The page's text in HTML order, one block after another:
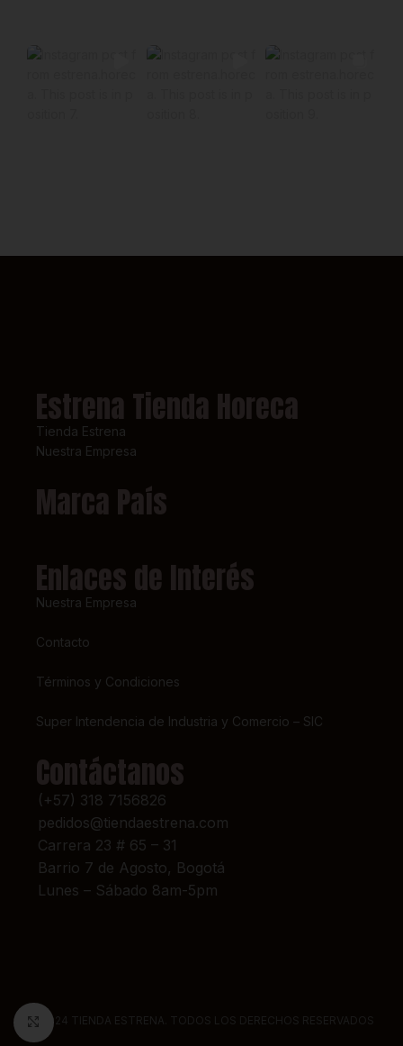
Click to enlarge
Estrena Tienda Horeca
Tienda Estrena
Nuestra Empresa
Marca País
Enlaces de Interés
Nuestra Empresa
Contacto
Términos y Condiciones
Super Intendencia de Industria y Comercio – SIC
Contáctanos
(+57) 318 7156826
pedidos@tiendaestrena.com
Carrera 23 # 65 – 31
Barrio 7 de Agosto, Bogotá
Lunes – Sábado 8am-5pm
© 2024 TIENDA ESTRENA. TODOS LOS DERECHOS RESERVADOS